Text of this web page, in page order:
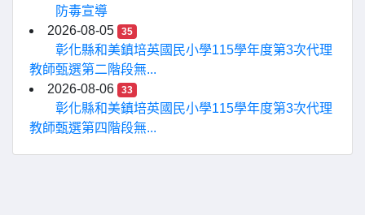
防毒宣導
2026-08-05
35
彰化縣和美鎮培英國民小學115學年度第3次代理
教師甄選第二階段無...
2026-08-06
33
彰化縣和美鎮培英國民小學115學年度第3次代理
教師甄選第四階段無...